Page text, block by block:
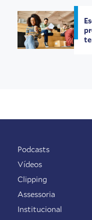
Podcasts
Vídeos
Clipping
Assessoria
Institucional